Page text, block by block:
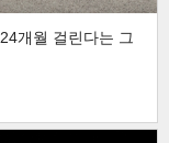
개월 걸린다는 그